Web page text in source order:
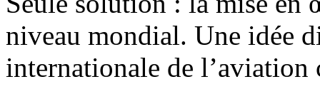
niveau mondial. Une idée
internationale de